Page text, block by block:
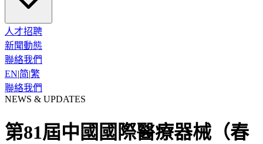
人才招聘
新聞動態
聯絡我們
EN|简|繁
聯絡我們
NEWS & UPDATES
第81屆中國國際醫療器械（春